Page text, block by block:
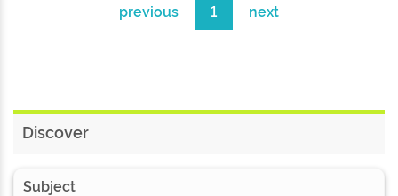
previous 1 next
Discover
Subject